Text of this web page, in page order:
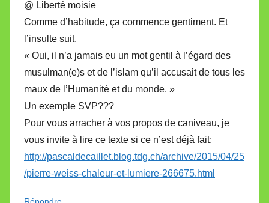
@ Liberté moisie
Comme d’habitude, ça commence gentiment. Et
l’insulte suit.
« Oui, il n’a jamais eu un mot gentil à l’égard des
musulman(e)s et de l’islam qu’il accusait de tous les
maux de l’Humanité et du monde. »
Un exemple SVP???
Pour vous arracher à vos propos de caniveau, je
vous invite à lire ce texte si ce n’est déjà fait:
http://pascaldecaillet.blog.tdg.ch/archive/2015/04/25
/pierre-weiss-chaleur-et-lumiere-266675.html